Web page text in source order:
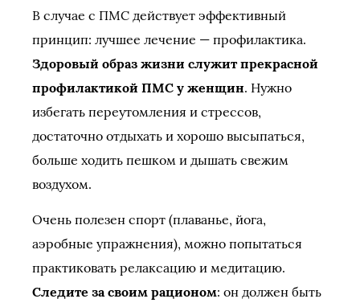
В случае с ПМС действует эффективный
принцип: лучшее лечение — профилактика.
Здоровый образ жизни служит прекрасной
профилактикой ПМС у женщин. Нужно
избегать переутомления и стрессов,
достаточно отдыхать и хорошо высыпаться,
больше ходить пешком и дышать свежим
воздухом.
Очень полезен спорт (плаванье, йога,
аэробные упражнения), можно попытаться
практиковать релаксацию и медитацию.
Следите за своим рационом: он должен быть